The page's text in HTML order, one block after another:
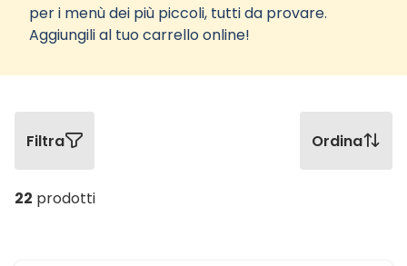
per i menù dei più piccoli, tutti da provare.
Aggiungili al tuo carrello online!
Filtra Ordina
22 prodotti